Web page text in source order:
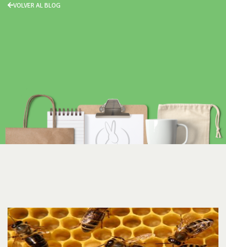
VOLVER AL BLOG